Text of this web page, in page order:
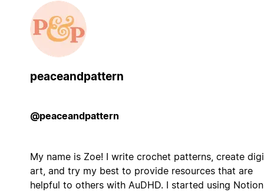
peaceandpattern
@peaceandpattern
My name is Zoe! I write crochet patterns, create
art, and try my best to provide resources that are
helpful to others with AuDHD. I started using